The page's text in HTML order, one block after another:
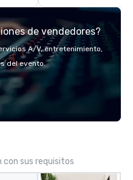
offsite programming,
seamlessly into
retreats, and
Programs can be
planning and
execution—making it
We’re proud to be
Cvent Top Vendor,
de vendedores?
A/V, entretenimiento,
del evento.
con sus requisitos